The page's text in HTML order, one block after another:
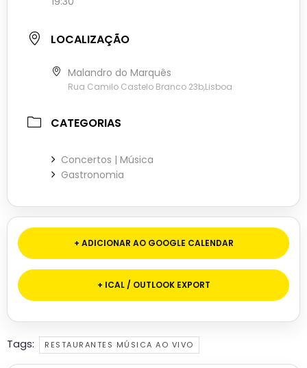
LOCALIZAÇÃO
Malandro do Marquês
Rua Camilo Castelo Branco 23b,Lisboa
CATEGORIAS
Concertos | Música
Gastronomia
+ ADICIONAR AO GOOGLE CALENDAR
+ ICAL / OUTLOOK EXPORT
Tags: RESTAURANTES MÚSICA AO VIVO